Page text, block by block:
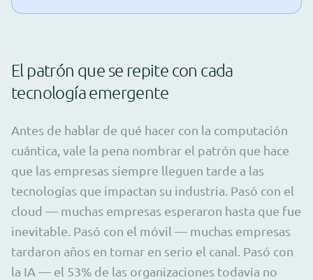
El patrón que se repite con cada
tecnología emergente
Antes de hablar de qué hacer con la computación
cuántica, vale la pena nombrar el patrón que hace
que las empresas siempre lleguen tarde a las
tecnologías que impactan su industria. Pasó con el
cloud — muchas empresas esperaron hasta que fue
inevitable. Pasó con el móvil — muchas empresas
tardaron años en tomar en serio el canal. Pasó con
la IA — el 53% de las organizaciones todavía no